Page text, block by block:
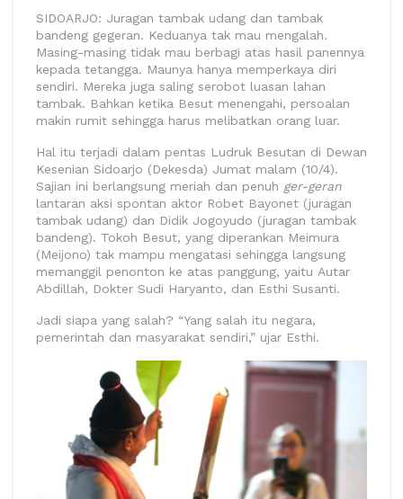
SIDOARJO: Juragan tambak udang dan tambak
bandeng gegeran. Keduanya tak mau mengalah.
Masing-masing tidak mau berbagi atas hasil panennya
kepada tetangga. Maunya hanya memperkaya diri
sendiri. Mereka juga saling serobot luasan lahan
tambak. Bahkan ketika Besut menengahi, persoalan
makin rumit sehingga harus melibatkan orang luar.
Hal itu terjadi dalam pentas Ludruk Besutan di Dewan
Kesenian Sidoarjo (Dekesda) Jumat malam (10/4).
Sajian ini berlangsung meriah dan penuh ger-geran
lantaran aksi spontan aktor Robet Bayonet (juragan
tambak udang) dan Didik Jogoyudo (juragan tambak
bandeng). Tokoh Besut, yang diperankan Meimura
(Meijono) tak mampu mengatasi sehingga langsung
memanggil penonton ke atas panggung, yaitu Autar
Abdillah, Dokter Sudi Haryanto, dan Esthi Susanti.
Jadi siapa yang salah? “Yang salah itu negara,
pemerintah dan masyarakat sendiri,” ujar Esthi.